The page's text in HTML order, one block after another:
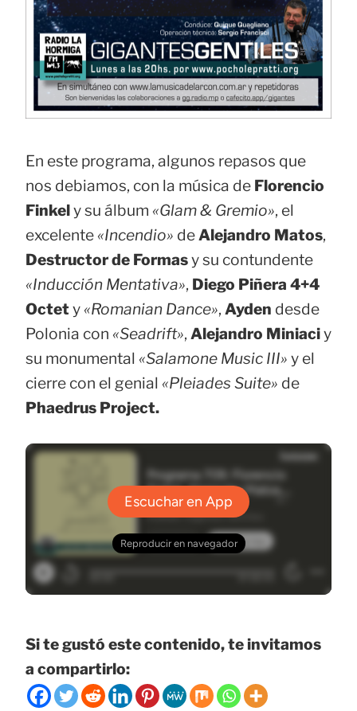
En este programa, algunos repasos que
nos debiamos, con la música de Florencio
Finkely su álbum «Glam & Gremio», el
excelente «Incendio» deAlejandro Matos,
Destructor de Formasy su contundente
«Inducción Mentativa», Diego Piñera 4+4
Octet y «Romanian Dance», Ayden desde
Polonia con «Seadrift», Alejandro Miniaciy
su monumental «Salamone Music III» y el
cierre con el genial «Pleiades Suite» de
Phaedrus Project.
Si te gustó este contenido, te invitamos
a compartirlo: